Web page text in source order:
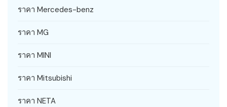
ราคา Mercedes-benz
ราคา MG
ราคา MINI
ราคา Mitsubishi
ราคา NETA